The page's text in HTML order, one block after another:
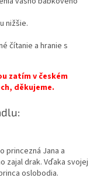
nižšie.
čítanie a hranie s
zatím v českém
děkujeme.
princezná Jana a
zajal drak. Vďaka svojej
oslobodia.